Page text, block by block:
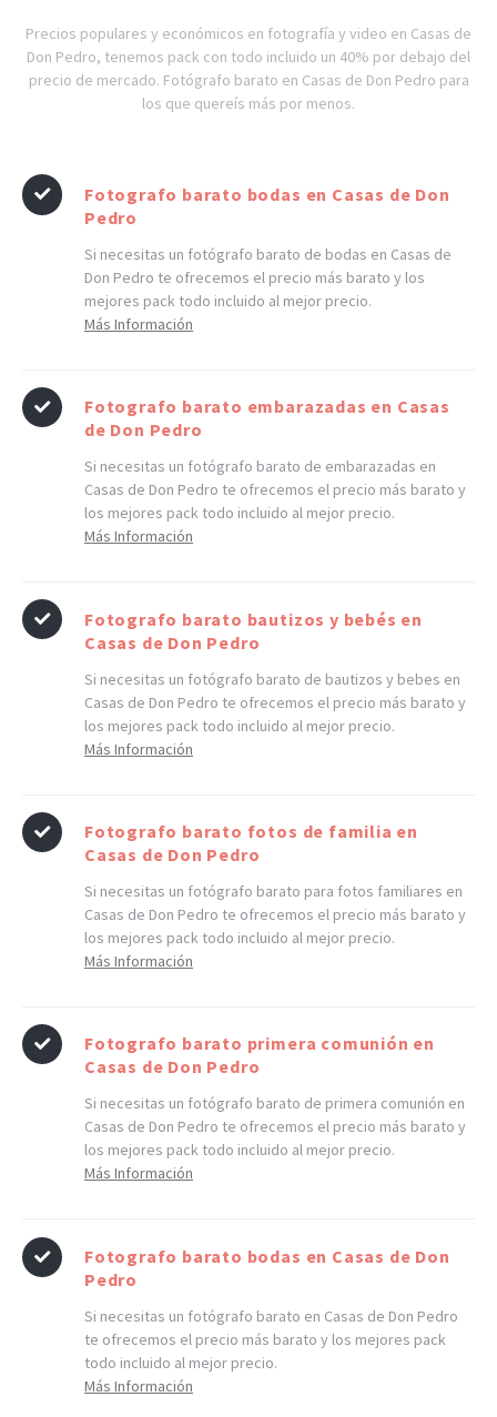
Precios populares y económicos en fotografía y video en Casas de
Don Pedro, tenemos pack con todo incluido un 40% por debajo del
precio de mercado. Fotógrafo barato en Casas de Don Pedro para
los que quereís más por menos.
Fotografo barato bodas en Casas de Don
Pedro
Si necesitas un fotógrafo barato de bodas en Casas de
Don Pedro te ofrecemos el precio más barato y los
mejores pack todo incluido al mejor precio.
Más Información
Fotografo barato embarazadas en Casas
de Don Pedro
Si necesitas un fotógrafo barato de embarazadas en
Casas de Don Pedro te ofrecemos el precio más barato y
los mejores pack todo incluido al mejor precio.
Más Información
Fotografo barato bautizos y bebés en
Casas de Don Pedro
Si necesitas un fotógrafo barato de bautizos y bebes en
Casas de Don Pedro te ofrecemos el precio más barato y
los mejores pack todo incluido al mejor precio.
Más Información
Fotografo barato fotos de familia en
Casas de Don Pedro
Si necesitas un fotógrafo barato para fotos familiares en
Casas de Don Pedro te ofrecemos el precio más barato y
los mejores pack todo incluido al mejor precio.
Más Información
Fotografo barato primera comunión en
Casas de Don Pedro
Si necesitas un fotógrafo barato de primera comunión en
Casas de Don Pedro te ofrecemos el precio más barato y
los mejores pack todo incluido al mejor precio.
Más Información
Fotografo barato bodas en Casas de Don
Pedro
Si necesitas un fotógrafo barato en Casas de Don Pedro
te ofrecemos el precio más barato y los mejores pack
todo incluido al mejor precio.
Más Información